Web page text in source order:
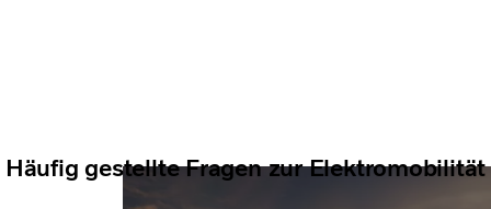
Häufig gestellte Fragen zur Elektromobilität